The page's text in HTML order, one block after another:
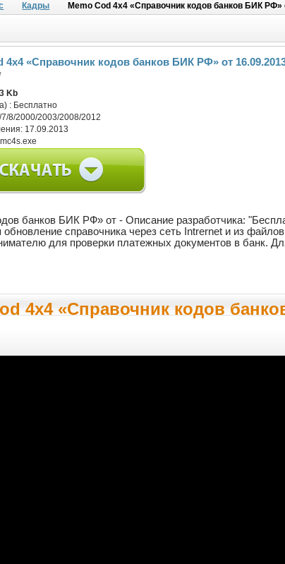
Кадры Memo Cod 4x4 «Справочник кодов банков БИК РФ»
4x4 «Справочник кодов банков БИК РФ» от 16.09.2013
Kb
: Бесплатно
7/8/2000/2003/2008/2012
17.09.2013
mc4s.exe
банков БИК РФ» от - Описание разработчика:
справочника через сеть Intrernet и из
для проверки платежных документов в банк.
4x4 «Справочник кодов